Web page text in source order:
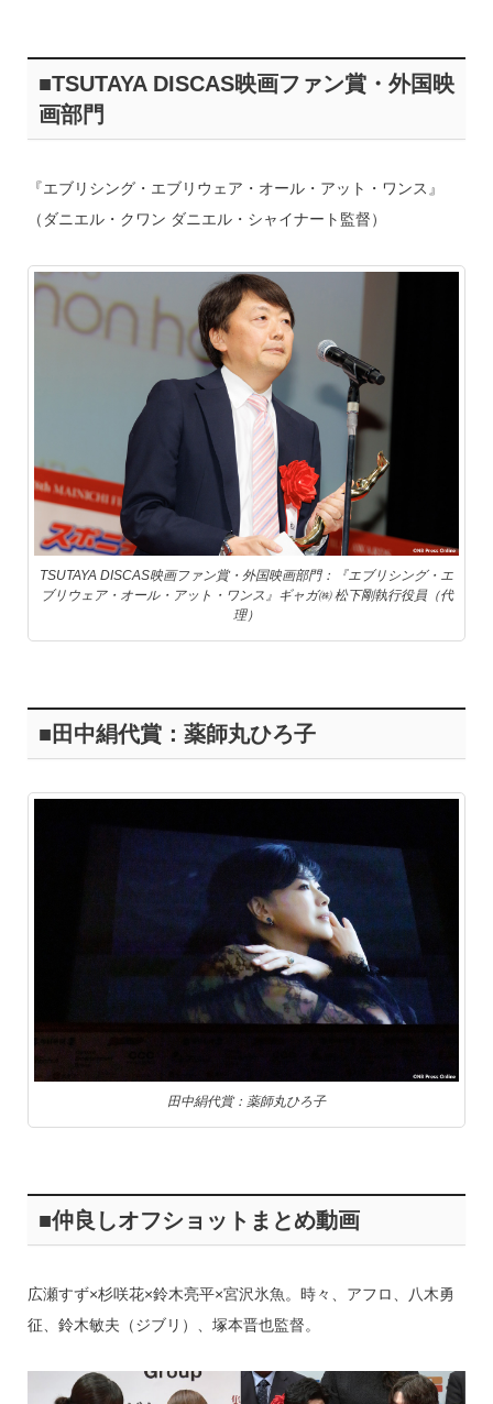
■TSUTAYA DISCAS映画ファン賞・外国映
画部門
『エブリシング・エブリウェア・オール・アット・ワンス』
（ダニエル・クワン ダニエル・シャイナート監督）
TSUTAYA DISCAS映画ファン賞・外国映画部門：『エブリシング・エ
ブリウェア・オール・アット・ワンス』ギャガ㈱ 松下剛執行役員（代
理）
■田中絹代賞：薬師丸ひろ子
田中絹代賞：薬師丸ひろ子
■仲良しオフショットまとめ動画
広瀬すず×杉咲花×鈴木亮平×宮沢氷魚。時々、アフロ、八木勇
征、鈴木敏夫（ジブリ）、塚本晋也監督。